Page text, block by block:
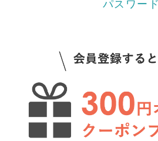
パスワー